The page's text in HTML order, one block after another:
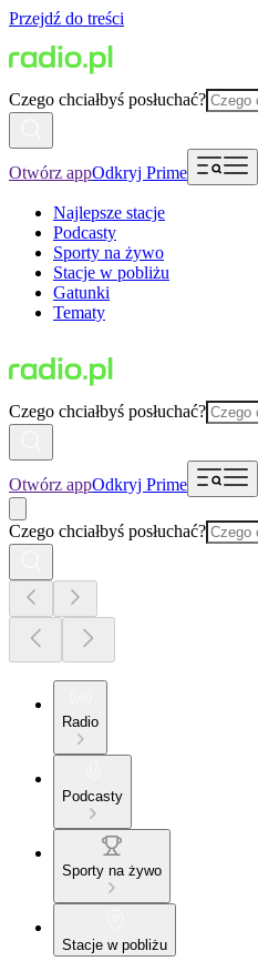
Przejdź do treści
Czego chciałbyś posłuchać?
Otwórz appOdkryj Prime
Najlepsze stacje
Podcasty
Sporty na żywo
Stacje w pobliżu
Gatunki
Tematy
Czego chciałbyś posłuchać?
Otwórz appOdkryj Prime
Czego chciałbyś posłuchać?
Radio
Podcasty
Sporty na żywo
Stacje w pobliżu